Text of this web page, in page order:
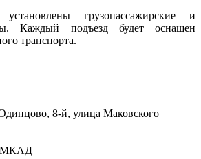
грузопассажирские и
Каждый подъезд будет оснащен
транспорта.
8-й, улица Маковского
МКАД